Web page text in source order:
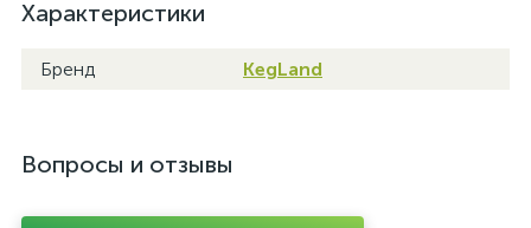
Характеристики
Бренд KegLand
Вопросы и отзывы